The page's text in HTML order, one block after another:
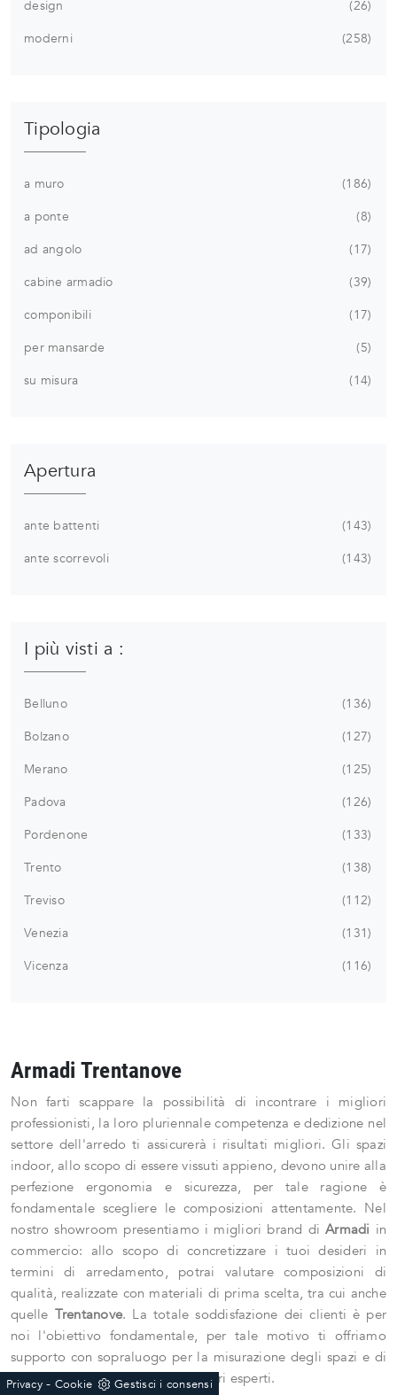
design
26
moderni
258
Tipologia
a muro
186
a ponte
8
ad angolo
17
cabine armadio
39
componibili
17
per mansarde
5
su misura
14
Apertura
ante battenti
143
ante scorrevoli
143
I più visti a :
Belluno
136
Bolzano
127
Merano
125
Padova
126
Pordenone
133
Trento
138
Treviso
112
Venezia
131
Vicenza
116
Armadi Trentanove
Non farti scappare la possibilità di incontrare i migliori
professionisti, la loro pluriennale competenza e dedizione nel
settore dell'arredo ti assicurerà i risultati migliori. Gli spazi
indoor, allo scopo di essere vissuti appieno, devono unire alla
perfezione ergonomia e sicurezza, per tale ragione è
fondamentale scegliere le composizioni attentamente. Nel
nostro showroom presentiamo i migliori brand diArmadi in
commercio: allo scopo di concretizzare i tuoi desideri in
termini di arredamento, potrai valutare composizioni di
qualità, realizzate con materiali di prima scelta, tra cui anche
quelle Trentanove. La totale soddisfazione dei clienti è per
noi l'obiettivo fondamentale, per tale motivo ti offriamo
supporto con sopraluogo per la misurazione degli spazi e di
consegna con squadra di montatori esperti.
Privacy- Cookie Gestisci i consensi